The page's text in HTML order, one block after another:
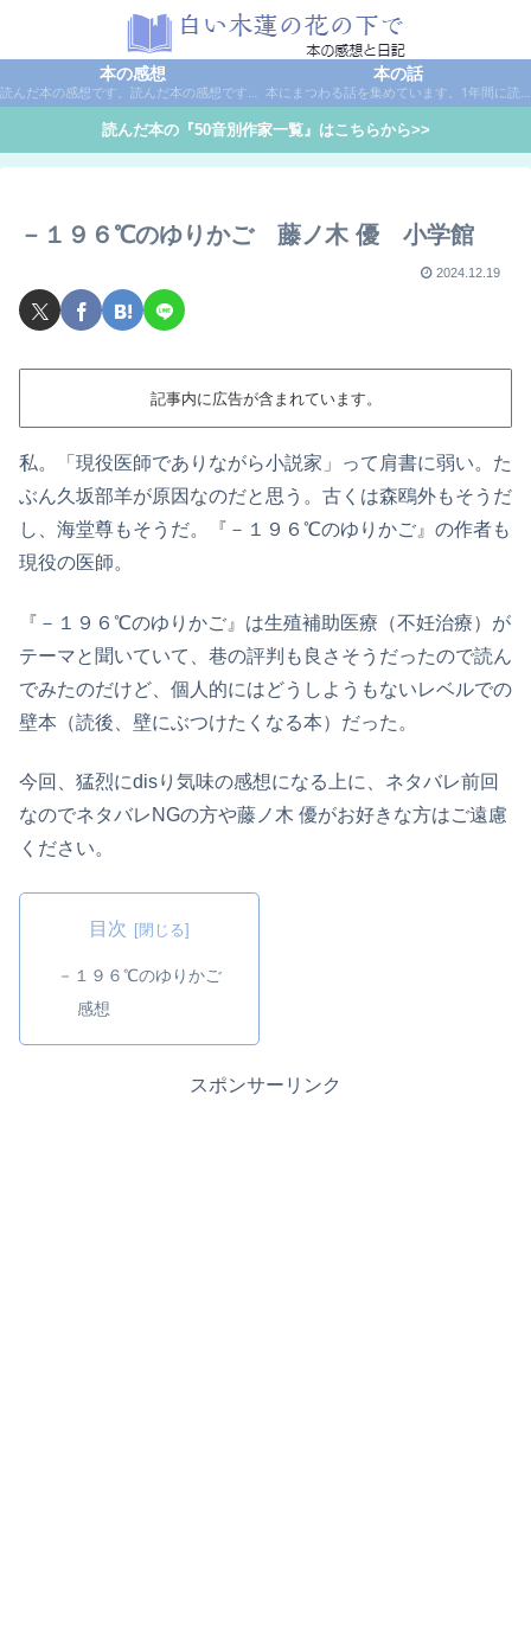
本の感想
読んだ本の感想です。読んだ本の感想です。本は作家名で50音別に分類しています。
本の話
本にまつわる話を集めています。1年間に読んだ本の総括や、本に関する話題など。
読んだ本の『50音別作家一覧』はこちらから>>
－１９６℃のゆりかご 藤ノ木 優 小学館
2024.12.19
記事内に広告が含まれています。
私。「現役医師でありながら小説家」って肩書に弱い。た
ぶん久坂部羊が原因なのだと思う。古くは森鴎外もそうだ
し、海堂尊もそうだ。『－１９６℃のゆりかご』の作者も
現役の医師。
『－１９６℃のゆりかご』は生殖補助医療（不妊治療）が
テーマと聞いていて、巷の評判も良さそうだったので読ん
でみたのだけど、個人的にはどうしようもないレベルでの
壁本（読後、壁にぶつけたくなる本）だった。
今回、猛烈にdisり気味の感想になる上に、ネタバレ前回
なのでネタバレNGの方や藤ノ木 優がお好きな方はご遠慮
ください。
目次
－１９６℃のゆりかご
感想
スポンサーリンク